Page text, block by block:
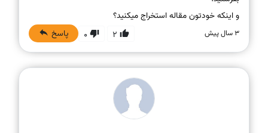
و اینکه خودتون مقاله استخراج میکنید؟
3 سال پیش 2
0 پاسخ